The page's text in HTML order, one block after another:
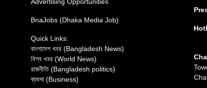
BnaJobs (Dhaka Media Job)
Quick Links:
বাংলাদেশ খবর (Bangladesh News)
বিশ্ব খবর (World News)
রাজনীতি (Bangladesh politics)
ব্যবসা (Business)